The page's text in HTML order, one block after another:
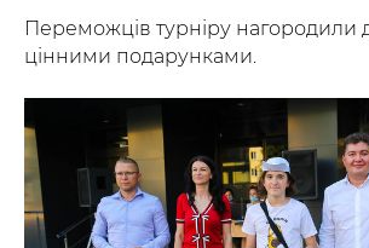
Переможців турніру нагородили
цінними подарунками.